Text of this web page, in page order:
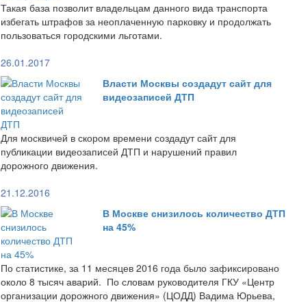
Такая база позволит владельцам данного вида транспорта
избегать штрафов за неоплаченную парковку и продолжать
пользоваться городскими льготами.
26.01.2017
Власти Москвы создадут сайт для
видеозаписей ДТП
Для москвичей в скором времени создадут сайт для
публикации видеозаписей ДТП и нарушений правил
дорожного движения.
21.12.2016
В Москве снизилось количество ДТП
на 45%
По статистике, за 11 месяцев 2016 года было зафиксировано
около 8 тысяч аварий. По словам руководителя ГКУ «Центр
организации дорожного движения» (ЦОДД) Вадима Юрьева,